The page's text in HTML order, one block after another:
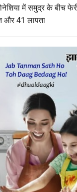
में समुद्र के बीच
और 41 लापता